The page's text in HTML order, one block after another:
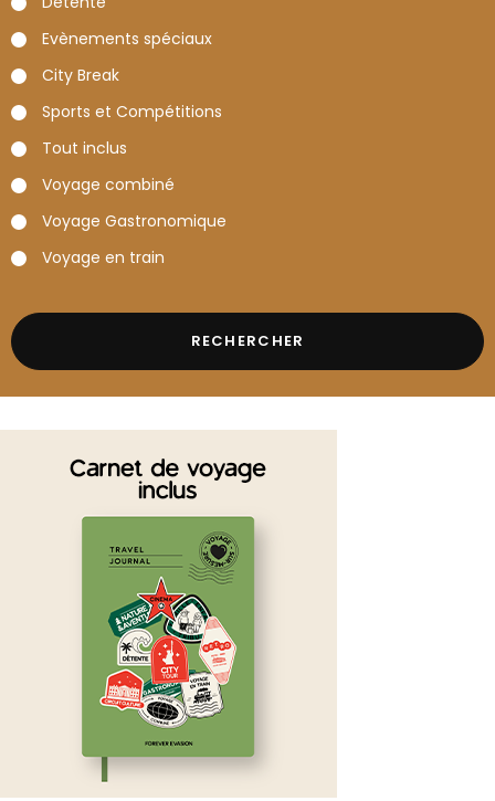
Evènements spéciaux
City Break
Sports et Compétitions
Tout inclus
Voyage combiné
Voyage Gastronomique
Voyage en train